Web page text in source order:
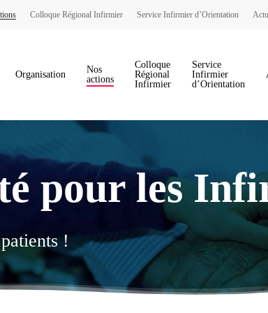
Colloque Régional Infirmier Service Infirmier d’Orientation
Organisation
Nos
actions
Colloque
Régional
Infirmier
Service
Infirmier
d’Orientation
pour les
!